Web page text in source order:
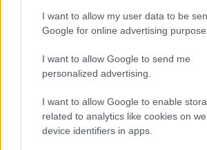
I want to allow my user data to be
Google for online advertising
I want to allow Google to send me
personalized advertising.
I want to allow Google to enable
related to analytics like cookies on
device identifiers in apps.
Paks II.: Mit jelent az
mérföldköve a
árnyékában?
Fontos a
széncinegék védelme